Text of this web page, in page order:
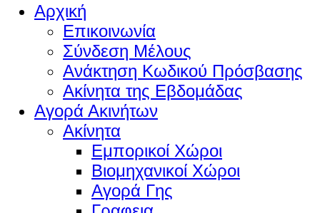
Αρχική
Επικοινωνία
Σύνδεση Μέλους
Ανάκτηση Κωδικού Πρόσβασης
Ακίνητα της Εβδομάδας
Αγορά Ακινήτων
Ακίνητα
Εμπορικοί Χώροι
Βιομηχανικοί Χώροι
Αγορά Γης